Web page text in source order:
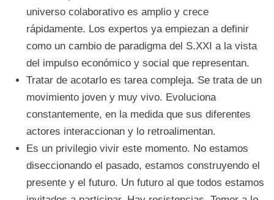
universo colaborativo es amplio y crece
rápidamente. Los expertos ya empiezan a definir
como un cambio de paradigma del S.XXI a la vista
del impulso económico y social que representan.
Tratar de acotarlo es tarea compleja. Se trata de un
movimiento joven y muy vivo. Evoluciona
constantemente, en la medida que sus diferentes
actores interaccionan y lo retroalimentan.
Es un privilegio vivir este momento. No estamos
diseccionando el pasado, estamos construyendo el
presente y el futuro. Un futuro al que todos estamos